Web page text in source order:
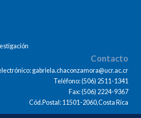
Contacto
gabriela.chaconzamora@ucr.ac.cr
Teléfono: (506) 2511-1341
Fax: (506) 2224-9367
Cód.Postal: 11501-2060,Costa Rica